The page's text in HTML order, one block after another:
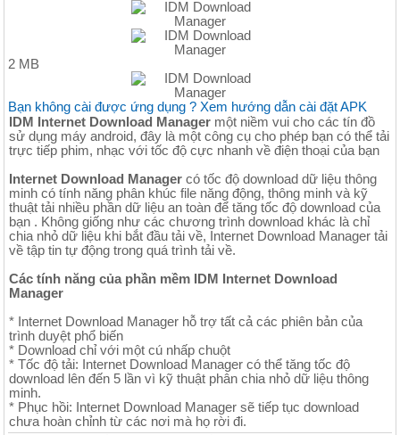
2 MB
Bạn không cài được ứng dụng ? Xem hướng dẫn cài đặt APK
IDM Internet Download Manager một niềm vui cho các tín đồ
sử dụng máy android, đây là một công cụ cho phép bạn có thể tải
trực tiếp phim, nhạc với tốc độ cực nhanh về điện thoại của bạn
Internet Download Manager có tốc độ download dữ liệu thông
minh có tính năng phân khúc file năng động, thông minh và kỹ
thuật tải nhiều phần dữ liệu an toàn để tăng tốc độ download của
bạn . Không giống như các chương trình download khác là chỉ
chia nhỏ dữ liệu khi bắt đầu tải về, Internet Download Manager tải
về tập tin tự động trong quá trình tải về.
Các tính năng của phần mềm IDM Internet Download
Manager
* Internet Download Manager hỗ trợ tất cả các phiên bản của
trình duyệt phổ biến
* Download chỉ với một cú nhấp chuột
* Tốc độ tải: Internet Download Manager có thể tăng tốc độ
download lên đến 5 lần vì kỹ thuật phân chia nhỏ dữ liệu thông
minh.
* Phục hồi: Internet Download Manager sẽ tiếp tục download
chưa hoàn chỉnh từ các nơi mà họ rời đi.